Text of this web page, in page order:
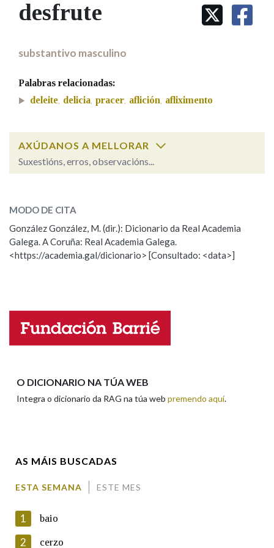
IDENTIDADE CORPORATIVA
MARCIAL DEL ADALID
FIGURAS HOMENAXEADAS
Facebook
TwitterYoutubeInstagram
Bluesky
BUSCAR NOS LEMAS
Remata por
Contén
Nas definicións
Nos exemplos
Marcas gramaticais
LIMPAR
desfrute
substantivo masculino
Palabras relacionadas:
deleite, delicia, pracer, aflición, afliximento
AXÚDANOS A MELLORAR
Suxestións, erros, observacións...
ESCOLLE UNHA OPCIÓN:
Observación Hai un erro na palabra
Propoño mellorar a definición
Nome
MODO DE CITA
González González, M. (dir.): Dicionario da Real Academia
Galega. A Coruña: Real Academia Galega.
<https://academia.gal/dicionario> [Consultado: <data>]
O DICIONARIO NA TÚA WEB
Integra o dicionario da RAG na túa web premendo aquí.
AS MÁIS BUSCADAS
ESTA SEMANA ESTE MES
1 baio
2 cerzo